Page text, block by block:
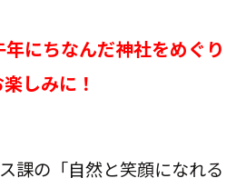
にちなんだ神社をめぐり
しみに！
課の「自然と笑顔になれる